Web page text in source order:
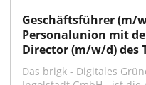
Geschäftsführer (m/
Personalunion mit
Director (m/w/d) des
Das brigk - Digitales